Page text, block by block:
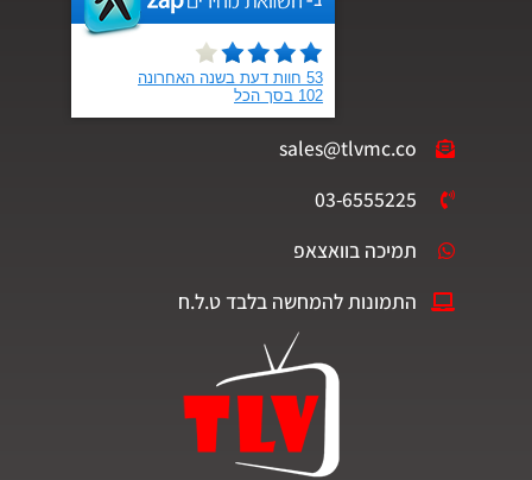
sales@tlvmc.co
03-6555225
תמיכה בוואצאפ
התמונות להמחשה בלבד ט.ל.ח